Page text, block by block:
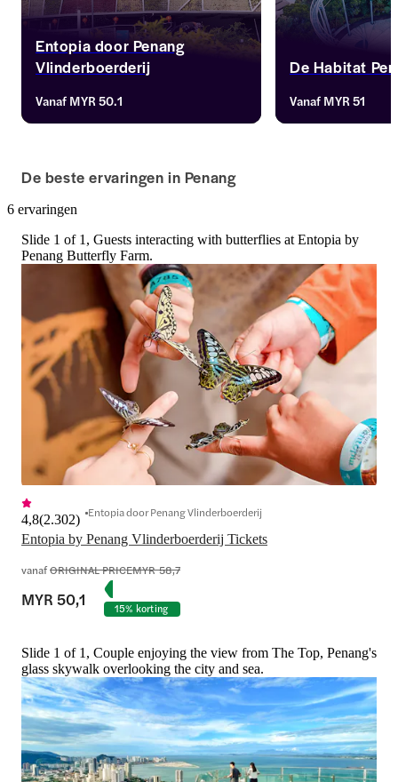
Entopia door Penang
Vlinderboerderij
Ontdek een wereld van fladderende
schoonheid bij Entopia Penang,
Maleisië. Ontdek met je mobiele
hun natuurlijke omgeving.
Vanaf MYR 50.1
De Habitat
Ontdek de rijke
Penang Hill met
Habitat Penang
Vanaf MYR 51
De beste ervaringen in Penang
6 ervaringen
Slide 1 of 1, Guests interacting with butterflies at Entopia by
Penang Butterfly Farm.
Entopia by Penang Vlinderboerderij Tickets
4,8(2.302) Entopia door Penang Vlinderboerderij
vanafORIGINAL PRICEMYR 58,7
MYR 50,1 15% korting
Slide 1 of 1, Couple enjoying the view from The Top, Penang's
glass skywalk overlooking the city and sea.